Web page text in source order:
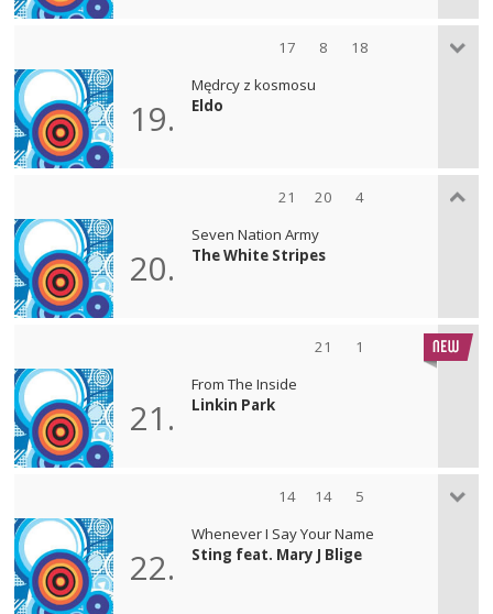
17 8 18
19.
Mędrcy z kosmosu
Eldo
21 20 4
20.
Seven Nation Army
The White Stripes
21 1
21.
From The Inside
Linkin Park
14 14 5
22.
Whenever I Say Your Name
Sting feat. Mary J Blige